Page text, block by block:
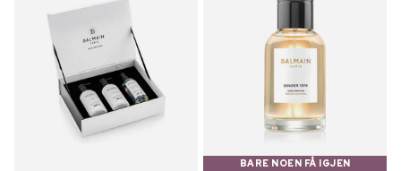
BARE NOEN FÅ IGJEN